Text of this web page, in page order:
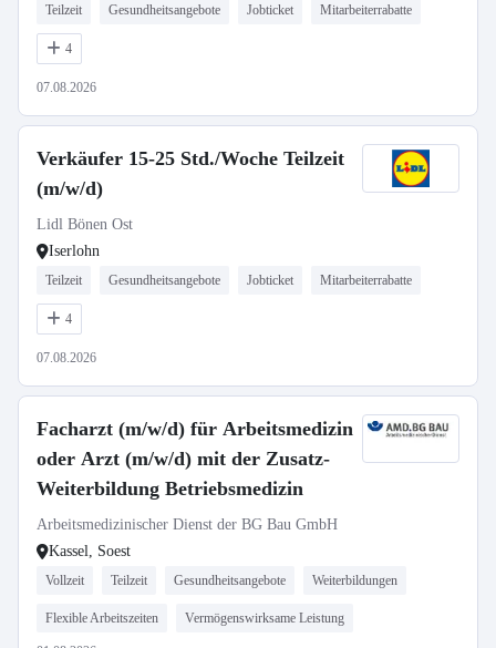
Teilzeit Gesundheitsangebote Jobticket Mitarbeiterrabatte
4
07.08.2026
Verkäufer 15-25 Std./Woche Teilzeit
(m/w/d)
Lidl Bönen Ost
Iserlohn
Teilzeit Gesundheitsangebote Jobticket Mitarbeiterrabatte
4
07.08.2026
Facharzt (m/w/d) für Arbeitsmedizin
oder Arzt (m/w/d) mit der Zusatz-
Weiterbildung Betriebsmedizin
Arbeitsmedizinischer Dienst der BG Bau GmbH
Kassel, Soest
Vollzeit Teilzeit Gesundheitsangebote Weiterbildungen
Flexible Arbeitszeiten Vermögenswirksame Leistung